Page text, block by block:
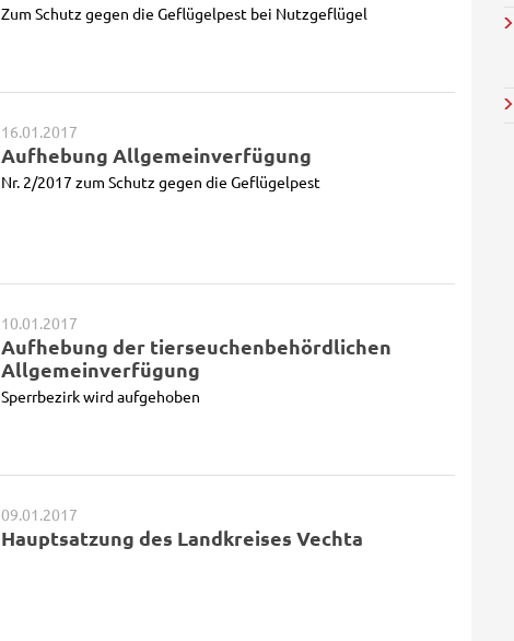
Zum Schutz gegen die Geflügelpest bei Nutzgeflügel
16.01.2017
Aufhebung Allgemeinverfügung
Nr. 2/2017 zum Schutz gegen die Geflügelpest
10.01.2017
Aufhebung der tierseuchenbehördlichen
Allgemeinverfügung
Sperrbezirk wird aufgehoben
09.01.2017
Hauptsatzung des Landkreises Vechta